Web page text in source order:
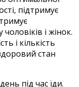
підтримує
і жінок.
і кількість
стан
під час їди.